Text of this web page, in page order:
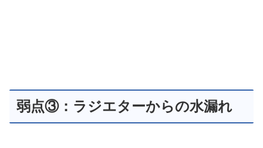
弱点③：ラジエターからの水漏れ